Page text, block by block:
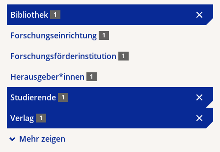
Bibliothek 1
Forschungseinrichtung 1
Forschungsförderinstitution 1
Herausgeber*innen 1
Studierende 1
Verlag 1
Mehr zeigen